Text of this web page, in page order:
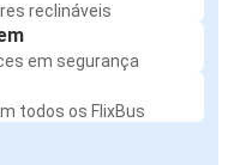
reclináveis
em segurança
todos os FlixBus